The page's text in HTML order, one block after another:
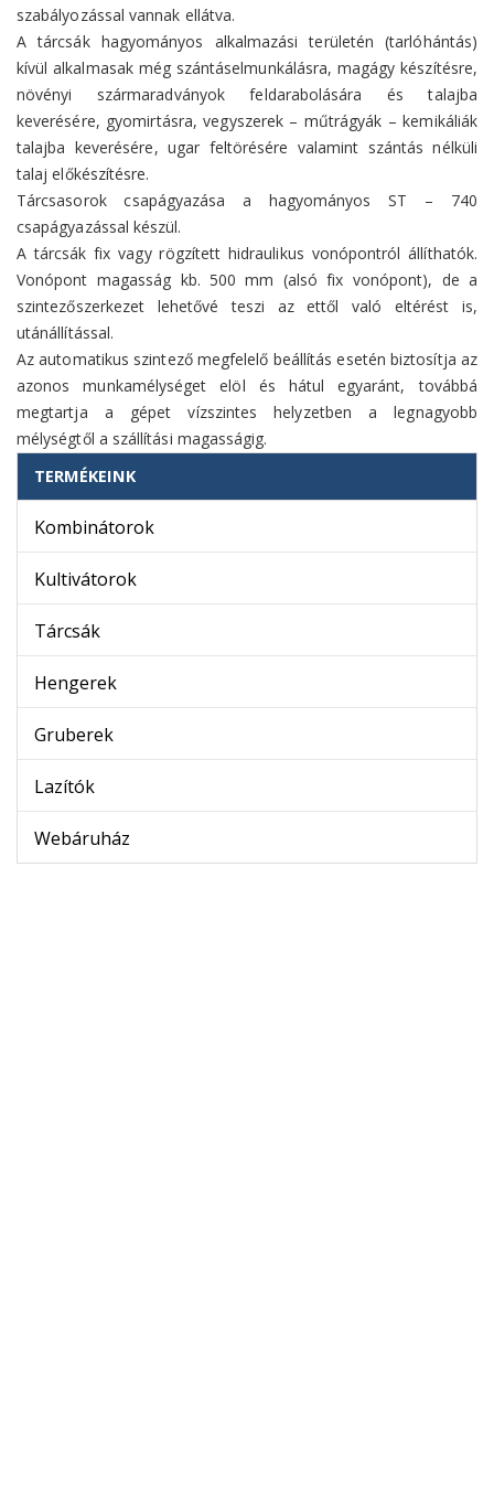
szabályozással vannak ellátva.
A tárcsák hagyományos alkalmazási területén (tarlóhántás)
kívül alkalmasak még szántáselmunkálásra, magágy készítésre,
növényi szármaradványok feldarabolására és talajba
keverésére, gyomirtásra, vegyszerek – műtrágyák – kemikáliák
talajba keverésére, ugar feltörésére valamint szántás nélküli
talaj előkészítésre.
Tárcsasorok csapágyazása a hagyományos ST – 740
csapágyazással készül.
A tárcsák fix vagy rögzített hidraulikus vonópontról állíthatók.
Vonópont magasság kb. 500 mm (alsó fix vonópont), de a
szintezőszerkezet lehetővé teszi az ettől való eltérést is,
utánállítással.
Az automatikus szintező megfelelő beállítás esetén biztosítja az
azonos munkamélységet elöl és hátul egyaránt, továbbá
megtartja a gépet vízszintes helyzetben a legnagyobb
mélységtől a szállítási magasságig.
TERMÉKEINK
Kombinátorok
Kultivátorok
Tárcsák
Hengerek
Gruberek
Lazítók
Webáruház